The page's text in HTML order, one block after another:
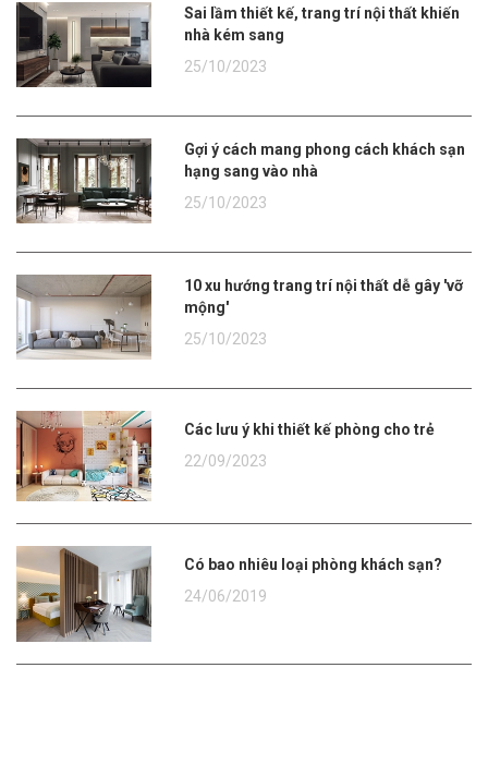
Sai lầm thiết kế, trang trí nội thất khiến
nhà kém sang
25/10/2023
Gợi ý cách mang phong cách khách sạn
hạng sang vào nhà
25/10/2023
10 xu hướng trang trí nội thất dễ gây 'vỡ
mộng'
25/10/2023
Các lưu ý khi thiết kế phòng cho trẻ
22/09/2023
Có bao nhiêu loại phòng khách sạn?
24/06/2019